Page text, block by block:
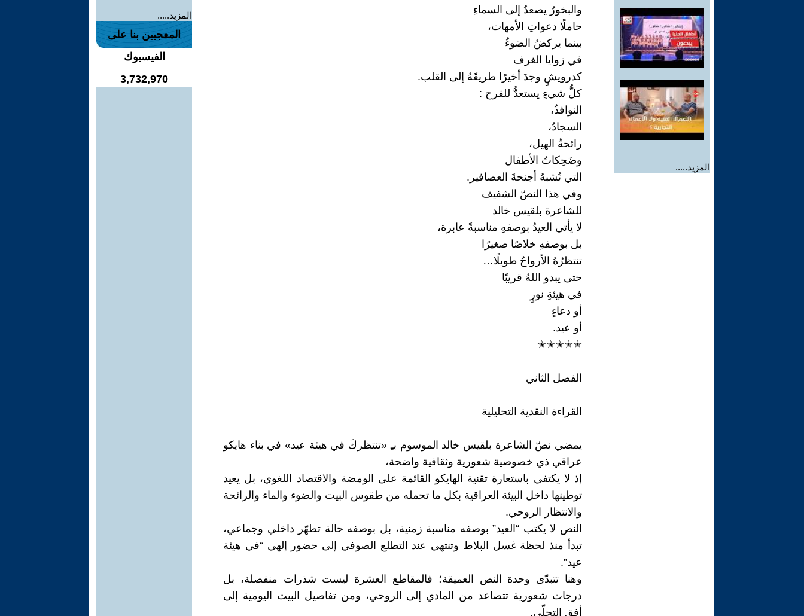
المزيد.....
والبخورُ يصعدُ إلى السماءِ
حاملًا دعواتِ الأمهات،
بينما يركضُ الضوءُ
في زوايا الغرف
كدرويشٍ وجدَ أخيرًا طريقَهُ إلى القلب.
كلُّ شيءٍ يستعدُّ للفرح :
النوافذُ،
السجادُ،
رائحةُ الهيل،
وضَحِكاتُ الأطفال
التي تُشبهُ أجنحةَ العصافير.
وفي هذا النصّ الشفيف
للشاعرة بلقيس خالد
لا يأتي العيدُ بوصفهِ مناسبةً عابرة،
بل بوصفهِ خلاصًا صغيرًا
تنتظرُهُ الأرواحُ طويلًا…
حتى يبدو اللهُ قريبًا
في هيئةِ نورٍ
أو دعاءٍ
أو عيد.
✭✭✭✭✭
الفصل الثاني
القراءة النقدية التحليلية
يمضي نصّ الشاعرة بلقيس خالد الموسوم بـِ «تنتظركَ في هيئة عيد» في بناء هايكو
عراقي ذي خصوصية شعورية وثقافية واضحة،
إذ لا يكتفي باستعارة تقنية الهايكو القائمة على الومضة والاقتصاد اللغوي، بل يعيد
توطينها داخل البيئة العراقية بكل ما تحمله من طقوس البيت والضوء والماء والرائحة
والانتظار الروحي.
النص لا يكتب “العيد” بوصفه مناسبة زمنية، بل بوصفه حالة تطهّر داخلي وجماعي،
تبدأ منذ لحظة غسل البلاط وتنتهي عند التطلع الصوفي إلى حضور إلهي “في هيئة
عيد”.
وهنا تتبدّى وحدة النص العميقة؛ فالمقاطع العشرة ليست شذرات منفصلة، بل
درجات شعورية تتصاعد من المادي إلى الروحي، ومن تفاصيل البيت اليومية إلى
أفق التجلّي.
المزيد.....
المعجبين بنا على
الفيسبوك
3,732,970